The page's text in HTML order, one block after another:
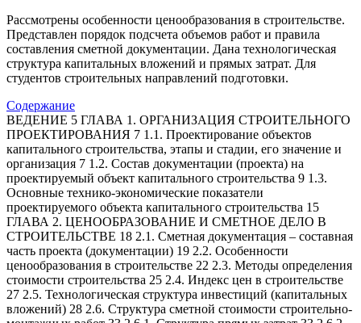
Рассмотрены особенности ценообразования в строительстве.
Представлен порядок подсчета объемов работ и правила
составления сметной документации. Дана технологическая
структура капитальных вложений и прямых затрат. Для
студентов строительных направлений подготовки.
Содержание
ВЕДЕНИЕ 5 ГЛАВА 1. ОРГАНИЗАЦИЯ СТРОИТЕЛЬНОГО
ПРОЕКТИРОВАНИЯ 7 1.1. Проектирование объектов
капитального строительства, этапы и стадии, его значение и
организация 7 1.2. Состав документации (проекта) на
проектируемый объект капитального строительства 9 1.3.
Основные технико-экономические показатели
проектируемого объекта капитального строительства 15
ГЛАВА 2. ЦЕНООБРАЗОВАНИЕ И СМЕТНОЕ ДЕЛО В
СТРОИТЕЛЬСТВЕ 18 2.1. Сметная документация – составная
часть проекта (документации) 19 2.2. Особенности
ценообразования в строительстве 22 2.3. Методы определения
стоимости строительства 25 2.4. Индекс цен в строительстве
27 2.5. Технологическая структура инвестиций (капитальных
вложений) 28 2.6. Структура сметной стоимости строительно-